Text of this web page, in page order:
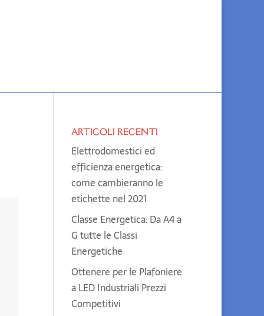
ARTICOLI RECENTI
Elettrodomestici ed
efficienza energetica:
come cambieranno le
etichette nel 2021
Classe Energetica: Da A4 a
G tutte le Classi
Energetiche
Ottenere per le Plafoniere
a LED Industriali Prezzi
Competitivi